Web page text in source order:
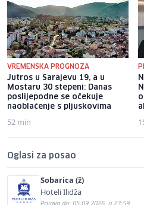
VREMENSKA PROGNOZA
Jutros u Sarajevu 19, a u
Mostaru 30 stepeni: Danas
poslijepodne se očekuje
naoblačenje s pljuskovima
52 min
Oglasi za posao
Sobarica (ž)
Hoteli Ilidža
Prijava do: 05.09.2026. u 23:59